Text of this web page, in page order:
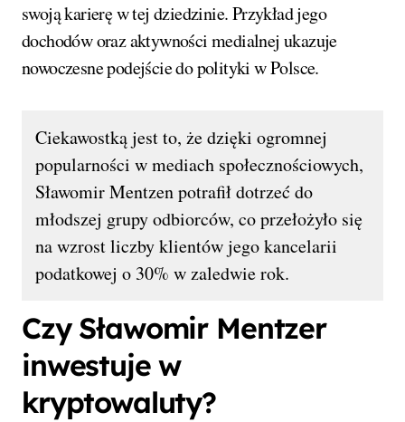
swoją karierę w tej dziedzinie. Przykład jego
dochodów oraz aktywności medialnej ukazuje
nowoczesne podejście do polityki w Polsce.
Ciekawostką jest to, że dzięki ogromnej
popularności w mediach społecznościowych,
Sławomir Mentzen potrafił dotrzeć do
młodszej grupy odbiorców, co przełożyło się
na wzrost liczby klientów jego kancelarii
podatkowej o 30% w zaledwie rok.
Czy Sławomir Mentzer
inwestuje w
kryptowaluty?